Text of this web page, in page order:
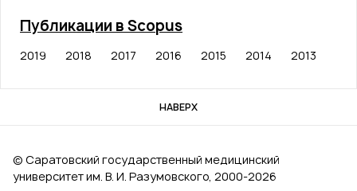
Публикации в Scopus
2019 2018 2017 2016 2015 2014 2013
НАВЕРХ
© Саратовский государственный медицинский
университет им. В. И. Разумовского, 2000‑2026